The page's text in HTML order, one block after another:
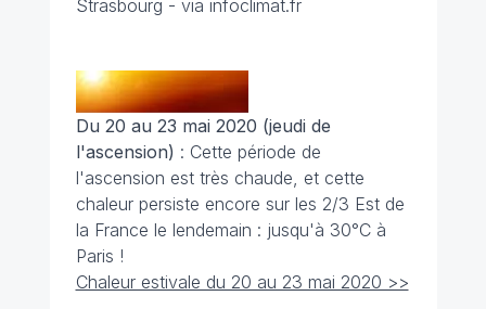
Strasbourg - via infoclimat.fr
Du 20 au 23 mai 2020 (jeudi de
l'ascension) : Cette période de
l'ascension est très chaude, et cette
chaleur persiste encore sur les 2/3 Est de
la France le lendemain : jusqu'à 30°C à
Paris !
Chaleur estivale du 20 au 23 mai 2020 >>